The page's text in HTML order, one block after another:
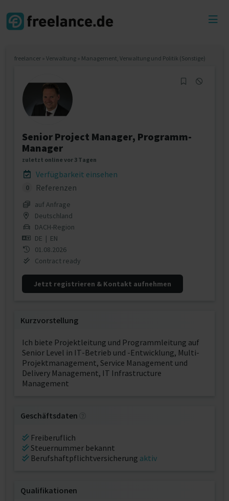
freelancer » Verwaltung » Management, Verwaltung und Politik (Sonstige)
Senior Project Manager, Programm-
Manager
zuletzt online vor 3 Tagen
Verfügbarkeit einsehen
0 Referenzen
auf Anfrage
Deutschland
DACH-Region
DE | EN
01.08.2026
Contract ready
Jetzt registrieren & Kontakt aufnehmen
Kurzvorstellung
Ich biete Projektleitung und Programmleitung auf
Senior Level in IT-Betrieb und -Entwicklung, Multi-
Projektmanagement, Service Management und
Delivery Management, IT Infrastructure
Management
Geschäftsdaten
Freiberuflich
Steuernummer bekannt
Berufshaftpflichtversicherung aktiv
Qualifikationen